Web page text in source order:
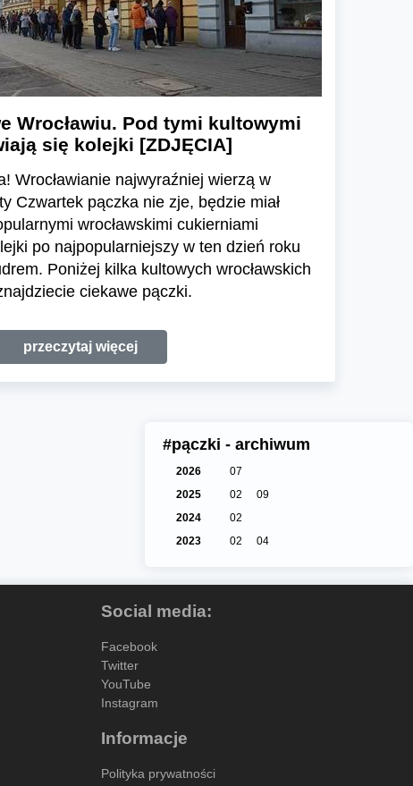
Wrocławiu. Pod tymi kultowymi
się kolejki [ZDJĘCIA]
Wrocławianie najwyraźniej wierzą w
Czwartek pączka nie zje, będzie miał
wrocławskimi cukierniami
po najpopularniejszy w ten dzień roku
Poniżej kilka kultowych wrocławskich
ciekawe pączki.
przeczytaj więcej
#pączki - archiwum
2026
07
2025
02
09
2024
02
2023
02 04
Social media:
Facebook
Twitter
YouTube
Instagram
Informacje
Polityka prywatności